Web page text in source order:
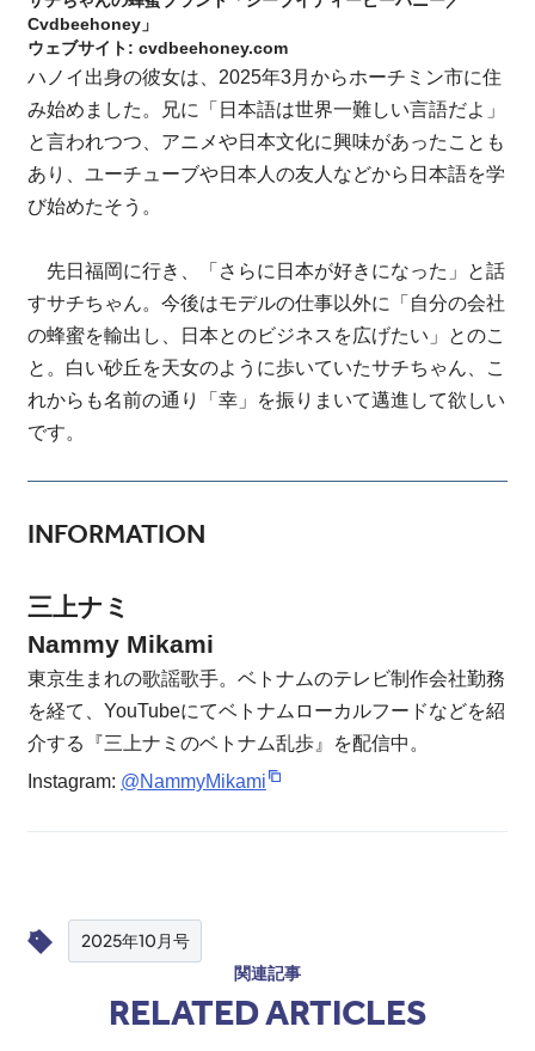
Cvdbeehoney」
ウェブサイト: cvdbeehoney.com
ハノイ出身の彼女は、2025年3月からホーチミン市に住
み始めました。兄に「日本語は世界一難しい言語だよ」
と言われつつ、アニメや日本文化に興味があったことも
あり、ユーチューブや日本人の友人などから日本語を学
び始めたそう。
先日福岡に行き、「さらに日本が好きになった」と話
すサチちゃん。今後はモデルの仕事以外に「自分の会社
の蜂蜜を輸出し、日本とのビジネスを広げたい」とのこ
と。白い砂丘を天女のように歩いていたサチちゃん、こ
れからも名前の通り「幸」を振りまいて邁進して欲しい
です。
INFORMATION
三上ナミ
Nammy Mikami
東京生まれの歌謡歌手。ベトナムのテレビ制作会社勤務
を経て、YouTubeにてベトナムローカルフードなどを紹
介する『三上ナミのベトナム乱歩』を配信中。
Instagram: @NammyMikami
2025年10月号
関連記事
RELATED ARTICLES